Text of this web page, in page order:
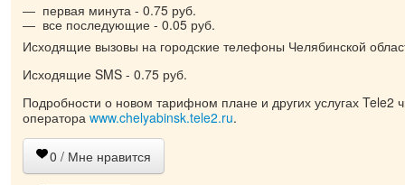
первая минута - 0.75 руб.
все последующие - 0.05 руб.
Исходящие вызовы на городские телефоны Челябинской
Исходящие SMS - 0.75 руб.
Подробности о новом тарифном плане и других услугах Tele2
оператора www.chelyabinsk.tele2.ru.
0 / Мне нравится